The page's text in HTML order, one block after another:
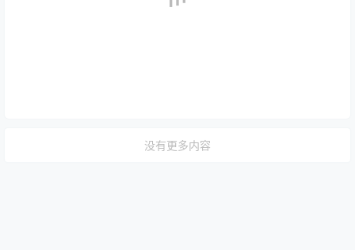
没有更多内容